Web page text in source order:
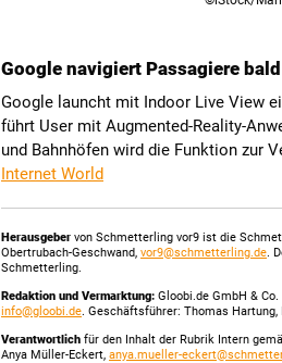
Google navigiert Passagiere
Google launcht mit Indoor Live View
führt User mit Augmented-Reality-
und Bahnhöfen wird die Funktion zur
Internet World
Herausgeber von Schmetterling vor9 ist die
Obertrubach-Geschwand, vor9@schmetterling.de.
Schmetterling.
Redaktion und Vermarktung: Gloobi.de GmbH &
info@gloobi.de. Geschäftsführer: Thomas
Verantwortlich für den Inhalt der Rubrik Intern
Anya Müller-Eckert, anya.mueller-